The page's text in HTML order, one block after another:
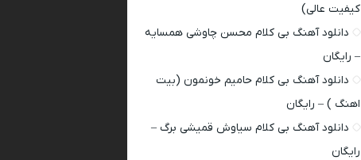
کیفیت عالی)
دانلود آهنگ بی کلام محسن چاوشی همسایه
– رایگان
دانلود آهنگ بی کلام حامیم خونمون (بیت
اهنگ ) – رایگان
دانلود آهنگ بی کلام سیاوش قمیشی برگ –
رایگان